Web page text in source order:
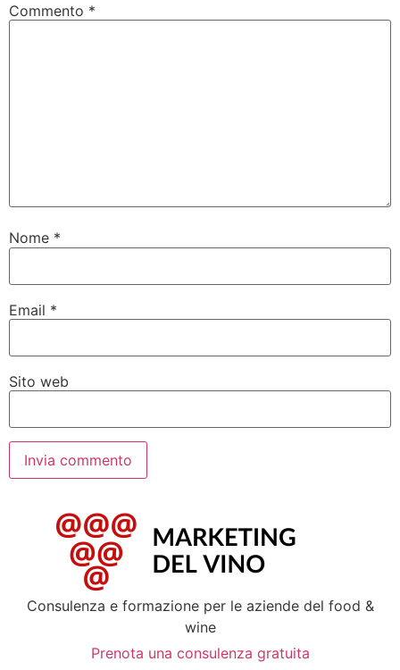
Commento *
Nome *
Email *
Sito web
Consulenza e formazione per le aziende del food &
wine
Prenota una consulenza gratuita